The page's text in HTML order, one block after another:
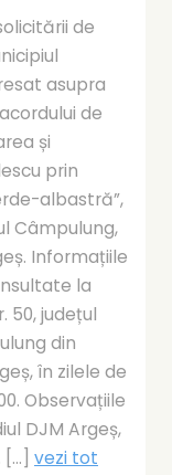
de
asupra
de
și
prin
albastră”,
Câmpulung,
Informațiile
la
50, județul
din
în zilele de
Observațiile
DJM Argeș,
vezi tot